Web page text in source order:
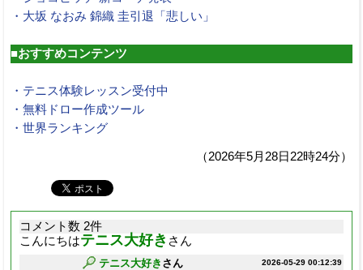
・大坂 なおみ 錦織 圭引退「悲しい」
■おすすめコンテンツ
・テニス体験レッスン受付中
・無料ドロー作成ツール
・世界ランキング
（2026年5月28日22時24分）
コメント数 2件
こんにちはテニス大好き さん
2026-05-29 00:12:39
テニス大好き さん